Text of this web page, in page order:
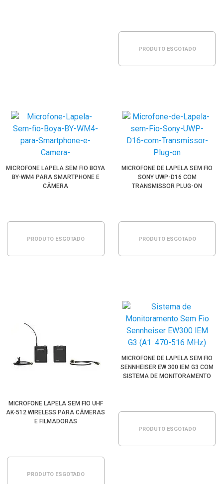
PRODUTO ESGOTADO
MICROFONE LAPELA SEM FIO BOYA
BY-WM4 PARA SMARTPHONE E
CÂMERA
PRODUTO ESGOTADO
MICROFONE DE LAPELA SEM FIO
SONY UWP-D16 COM
TRANSMISSOR PLUG-ON
PRODUTO ESGOTADO
MICROFONE LAPELA SEM FIO UHF
AK-512 WIRELESS PARA CÂMERAS
E FILMADORAS
PRODUTO ESGOTADO
MICROFONE DE LAPELA SEM FIO
SENNHEISER EW 300 IEM G3 COM
SISTEMA DE MONITORAMENTO
PRODUTO ESGOTADO